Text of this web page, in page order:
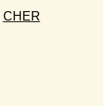
CHER